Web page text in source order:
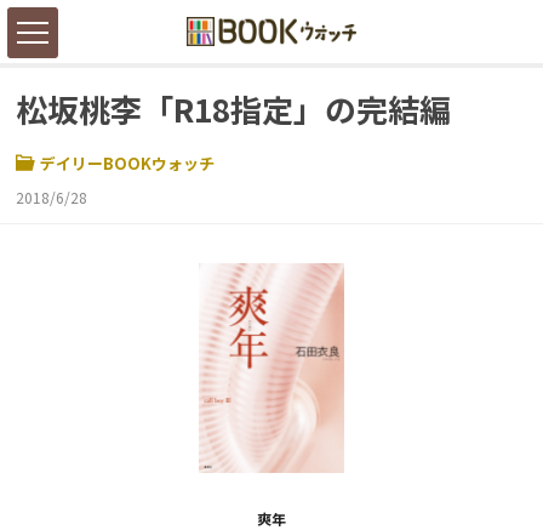
松坂桃李「R18指定」の完結編
デイリーBOOKウォッチ
2018/6/28
爽年